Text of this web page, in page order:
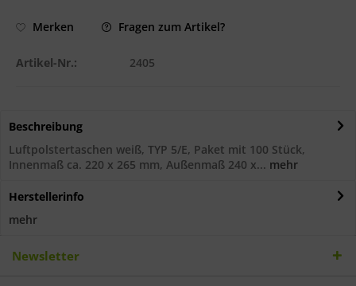
Merken Fragen zum Artikel?
Artikel-Nr.: 2405
Beschreibung
Luftpolstertaschen weiß, TYP 5/E, Paket mit 100 Stück,
Innenmaß ca. 220 x 265 mm, Außenmaß 240 x... mehr
Herstellerinfo
mehr
Newsletter